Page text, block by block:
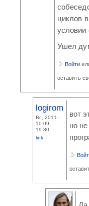
циклов
условии
Ушел
Войти
оставить
logirom
Вс, 2011-
10-09
19:30
link
вот
но